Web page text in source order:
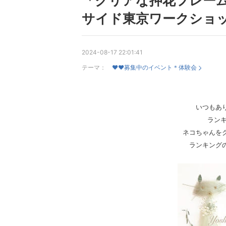
サイド東京ワークショ
2024-08-17 22:01:41
テーマ：
♥♥募集中のイベント＊体験会
いつもあ
ラン
ネコちゃんを
ランキング